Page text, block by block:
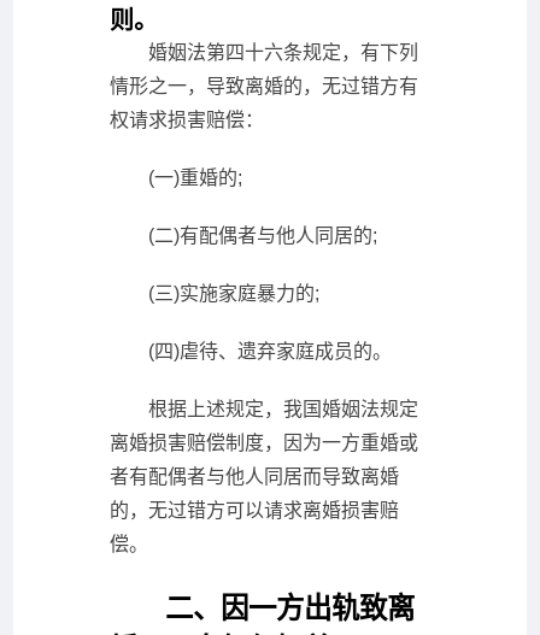
则。
婚姻法第四十六条规定，有下列
情形之一，导致离婚的，无过错方有
权请求损害赔偿：
(一)重婚的;
(二)有配偶者与他人同居的;
(三)实施家庭暴力的;
(四)虐待、遗弃家庭成员的。
根据上述规定，我国婚姻法规定
离婚损害赔偿制度，因为一方重婚或
者有配偶者与他人同居而导致离婚
的，无过错方可以请求离婚损害赔
偿。
二、因一方出轨致离